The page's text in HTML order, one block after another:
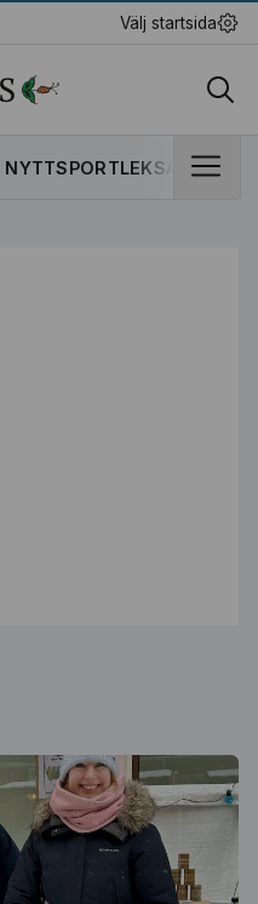
Välj startsida
NYTTSPORTLEKSANDS IF